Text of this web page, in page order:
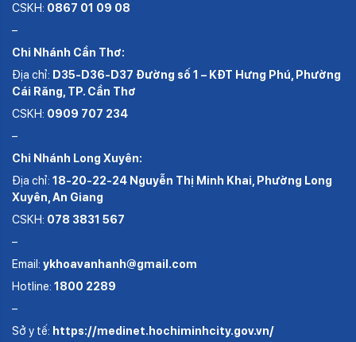
CSKH: 0867 01 09 08
–
Chi Nhánh Cần Thơ:
Địa chỉ: D35-D36-D37 Đường số 1 – KĐT Hưng Phú, Phường
Cái Răng, TP. Cần Thơ
CSKH: 0909 707 234
–
Chi Nhánh Long Xuyên:
Địa chỉ: 18-20-22-24 Nguyễn Thị Minh Khai, Phường Long
Xuyên, An Giang
CSKH: 078 3831 567
–
Email: ykhoavanhanh@gmail.com
Hotline: 1800 2289
–
Sở y tế: https://medinet.hochiminhcity.gov.vn/